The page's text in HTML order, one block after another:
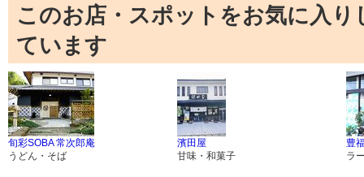
このお店・スポットをお気に入
ています
旬彩SOBA 常次郎庵
うどん・そば
濱田屋
甘味・和菓子
豊
ラ